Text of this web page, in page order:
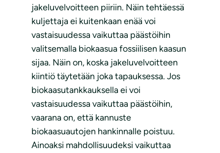
jakeluvelvoitteen piiriin. Näin tehtäessä
kuljettaja ei kuitenkaan enää voi
vastaisuudessa vaikuttaa päästöihin
valitsemalla biokaasua fossiilisen kaasun
sijaa. Näin on, koska jakeluvelvoitteen
kiintiö täytetään joka tapauksessa. Jos
biokaasutankkauksella ei voi
vastaisuudessa vaikuttaa päästöihin,
vaarana on, että kannuste
biokaasuautojen hankinnalle poistuu.
Ainoaksi mahdollisuudeksi vaikuttaa